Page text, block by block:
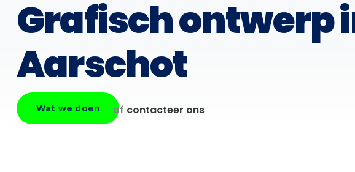
Grafisch ontwerp
Aarschot
Wat we doen of contacteer ons